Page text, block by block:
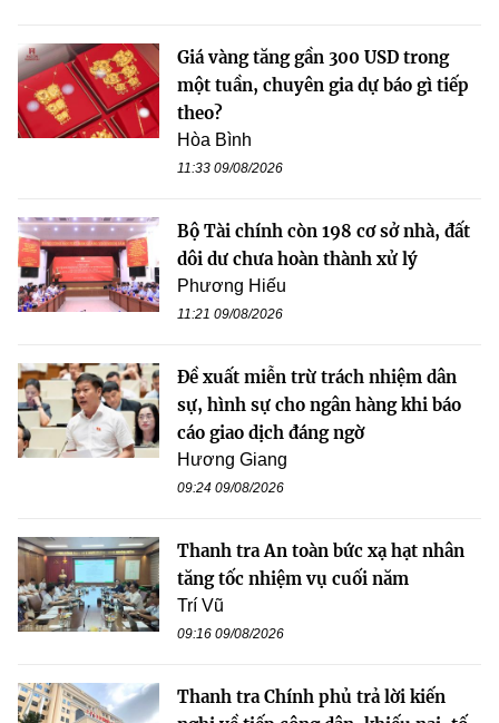
Giá vàng tăng gần 300 USD trong
một tuần, chuyên gia dự báo gì tiếp
theo?
Hòa Bình
11:33 09/08/2026
Bộ Tài chính còn 198 cơ sở nhà, đất
dôi dư chưa hoàn thành xử lý
Phương Hiếu
11:21 09/08/2026
Đề xuất miễn trừ trách nhiệm dân
sự, hình sự cho ngân hàng khi báo
cáo giao dịch đáng ngờ
Hương Giang
09:24 09/08/2026
Thanh tra An toàn bức xạ hạt nhân
tăng tốc nhiệm vụ cuối năm
Trí Vũ
09:16 09/08/2026
Thanh tra Chính phủ trả lời kiến